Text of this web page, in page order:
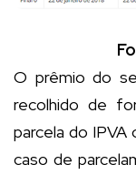
O prêmio do
recolhido de
parcela do IPVA
caso de